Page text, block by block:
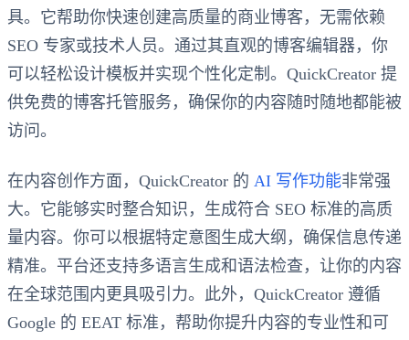
具。它帮助你快速创建高质量的商业博客，无需依赖
SEO 专家或技术人员。通过其直观的博客编辑器，你
可以轻松设计模板并实现个性化定制。QuickCreator 提
供免费的博客托管服务，确保你的内容随时随地都能被
访问。
在内容创作方面，QuickCreator 的 AI 写作功能非常强
大。它能够实时整合知识，生成符合 SEO 标准的高质
量内容。你可以根据特定意图生成大纲，确保信息传递
精准。平台还支持多语言生成和语法检查，让你的内容
在全球范围内更具吸引力。此外，QuickCreator 遵循
Google 的 EEAT 标准，帮助你提升内容的专业性和可